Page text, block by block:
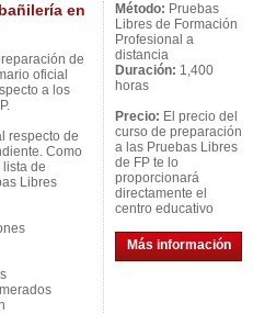
en
de
oficial
a los
respecto de
Como
de
Libres
Método: Pruebas
Libres de Formación
Profesional a
distancia
Duración: 1,400
horas
Precio: El precio del
curso de preparación
a las Pruebas Libres
de FP te lo
proporcionará
directamente el
centro educativo
Más información